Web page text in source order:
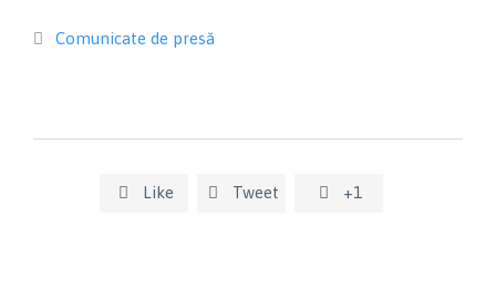
 Category
Comunicate de presă
 Like  Tweet  +1